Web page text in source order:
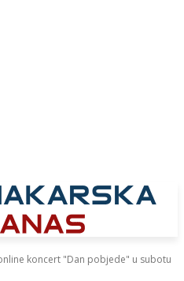
koncert "Dan pobjede" u subotu